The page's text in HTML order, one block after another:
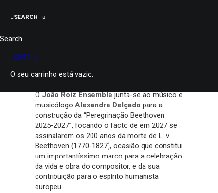
SEARCH
CART
O seu carrinho está vazio.
OJoão Roiz Ensemblejunta-se ao músico e
musicólogo Alexandre Delgado para a
construção da “Peregrinação Beethoven
2025-2027”, focando o facto de em 2027 se
assinalarem os 200 anos da morte de L. v.
Beethoven (1770-1827), ocasião que constitui
um importantíssimo marco para a celebração
da vida e obra do compositor, e da sua
contribuição para o espírito humanista
europeu.